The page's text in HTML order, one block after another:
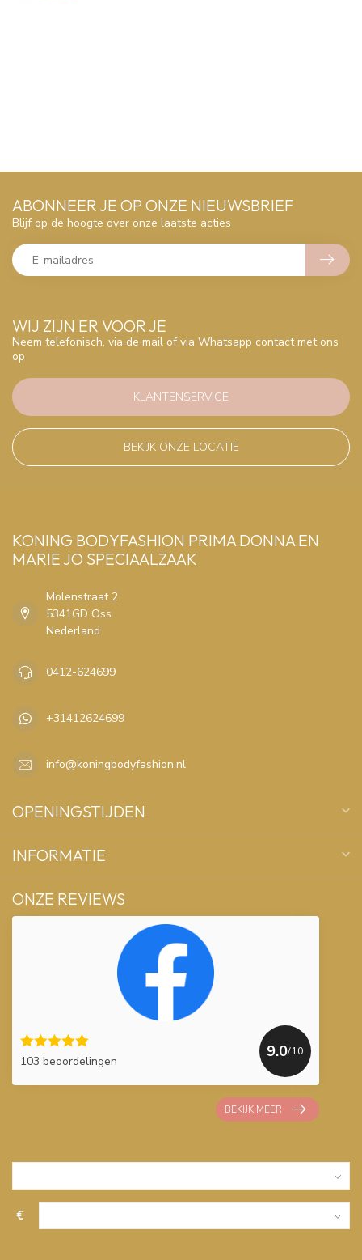
WIJ ZIJN ER VOOR JE
Neem telefonisch, via de mail of via Whatsapp contact met ons
op
KLANTENSERVICE
BEKIJK ONZE LOCATIE
ABONNEER JE OP ONZE NIEUWSBRIEF
Blijf op de hoogte over onze laatste acties
KONING BODYFASHION PRIMA DONNA EN
MARIE JO SPECIAALZAAK
Molenstraat 2
5341GD Oss
Nederland
0412-624699
+31412624699
info@koningbodyfashion.nl
OPENINGSTIJDEN
INFORMATIE
ONZE REVIEWS
103 beoordelingen
9.0/10
BEKIJK MEER
€